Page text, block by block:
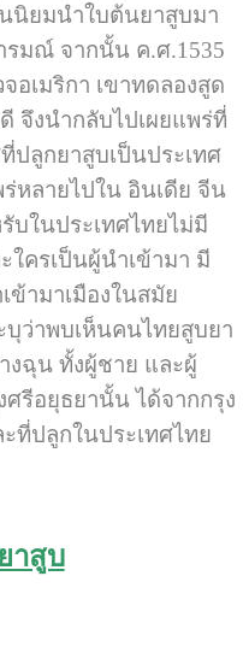
นิยมนำใบต้นยาสูบมา
รมณ์ จากนั้น ค.ศ.1535
อเมริกา เขาทดลองสูด
จึงนำกลับไปเผยแพร่ที่
ปลูกยาสูบเป็นประเทศ
หลายไปใน อินเดีย จีน
บในประเทศไทยไม่มี
ใครเป็นผู้นำเข้ามา มี
ข้ามาเมืองในสมัย
ว่าพบเห็นคนไทยสูบยา
งฉุน ทั้งผู้ชาย และผู้
รีอยุธยานั้น ได้จากกรุง
ที่ปลูกในประเทศไทย
าสูบ